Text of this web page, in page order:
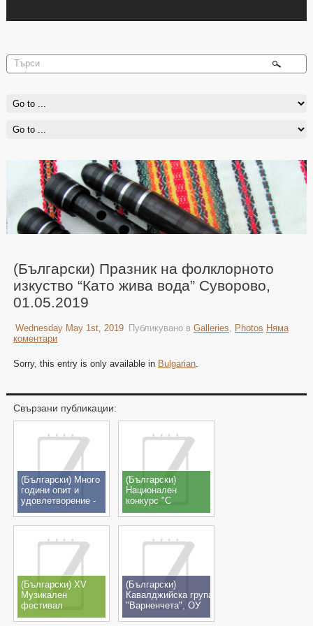
(Български) Празник на фолклорното
изкуство “Като жива вода” Суворово,
01.05.2019
Wednesday May 1st, 2019 Публикувано в Galleries Photos Няма
коментари
Sorry, this entry is only available in Bulgarian.
Свързани публикации:
(Български) Много
години опит и
удовлетворение -
снимки
(Български)
Национален
конкурс "С
музиката на Никола
23.11.2019
(Български) XV
Музикален
фестивал
"Фолклорен изгрев"
(Български)
Кавалджийска група
"Варненчета", ОУ
"А.Страшимиров"гр.Варна